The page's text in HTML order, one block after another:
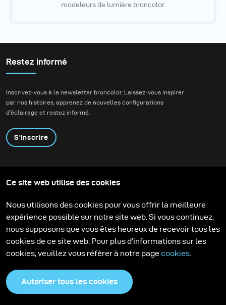
modeleurs de lumière broncolor.
Restez informé
Inscrivez-vous à la newsletter broncolor. Laissez-vous inspirer
par nos histoires, apprenez de nouvelles configurations
d'éclairage et restez informé.
S'inscrire
Contactez-nous
Technologies
Support
Carrière
Media Center
Ce site web utilise des cookies
Nous utilisons des cookies pour vous offrir la meilleure
expérience possible sur notre site web. Si vous continuez,
nous supposons que vous êtes heureux de recevoir tous les
cookies de ce site web. Pour plus d'informations sur les
cookies, veuillez vous référer à notre page cookies
Autoriser tous les cookies